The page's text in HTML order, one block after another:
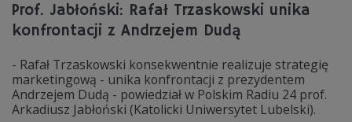
Prof. Jabłoński: Rafał Trzaskowski unika
konfrontacji z Andrzejem Dudą
- Rafał Trzaskowski konsekwentnie realizuje strategię
marketingową - unika konfrontacji z prezydentem
Andrzejem Dudą - powiedział w Polskim Radiu 24 prof.
Arkadiusz Jabłoński (Katolicki Uniwersytet Lubelski).